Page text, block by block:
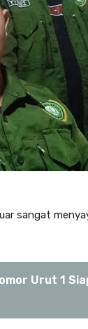
sangat
Urut 1
Insiden
Bangunan